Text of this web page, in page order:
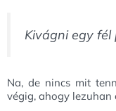
Kivágni egy
Na, de nincs mit
végig, ahogy lezuhan